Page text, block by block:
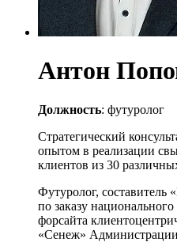
Антон
Должность: футуролог
Стратегический
опытом в реализации
клиентов из 30
Футуролог, составитель
по заказу
форсайта
«Сенеж»